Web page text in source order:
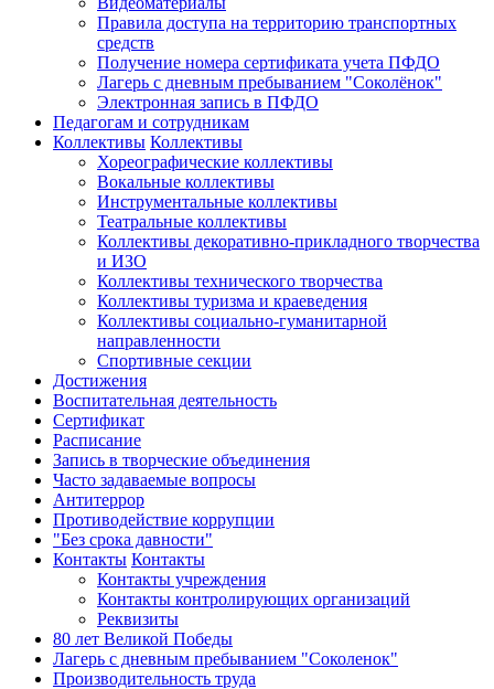
Правила доступа на территорию транспортных
средств
Получение номера сертификата учета ПФДО
Лагерь с дневным пребыванием "Соколёнок"
Электронная запись в ПФДО
Педагогам и сотрудникам
Коллективы Коллективы
Хореографические коллективы
Вокальные коллективы
Инструментальные коллективы
Театральные коллективы
Коллективы декоративно-прикладного творчества
и ИЗО
Коллективы технического творчества
Коллективы туризма и краеведения
Коллективы социально-гуманитарной
направленности
Спортивные секции
Достижения
Воспитательная деятельность
Cертификат
Расписание
Запись в творческие объединения
Часто задаваемые вопросы
Антитеррор
Противодействие коррупции
"Без срока давности"
Контакты Контакты
Контакты учреждения
Контакты контролирующих организаций
Реквизиты
80 лет Великой Победы
Лагерь с дневным пребыванием "Соколенок"
Производительность труда